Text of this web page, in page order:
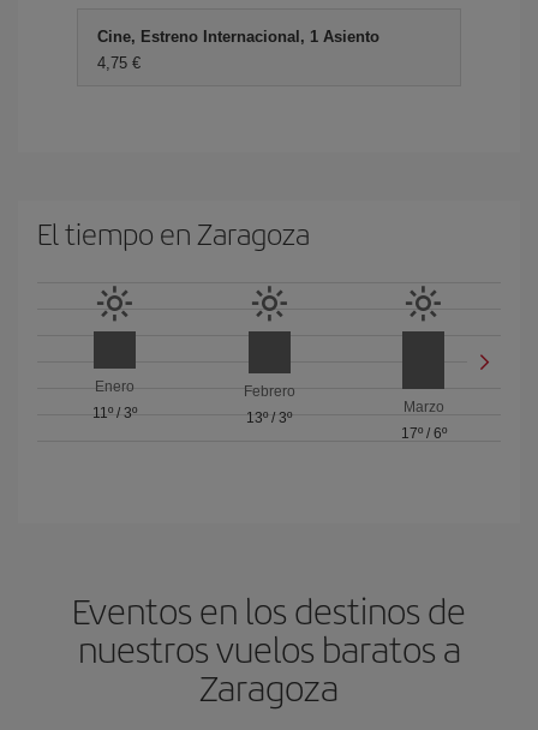
Cine, Estreno Internacional, 1 Asiento
4,75
El tiempo en Zaragoza
Enero
11º/ 3º
Febrero
13º/ 3º
Marzo
17º/ 6º
Eventos en los destinos de
nuestros vuelos baratos a
Zaragoza